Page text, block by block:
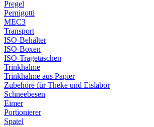
Pregel
Pernigotti
MEC3
Transport
ISO-Behälter
ISO-Boxen
ISO-Tragetaschen
Trinkhalme
Trinkhalme aus Papier
Zubehöre für Theke und Eislabor
Schneebesen
Eimer
Portionierer
Spatel